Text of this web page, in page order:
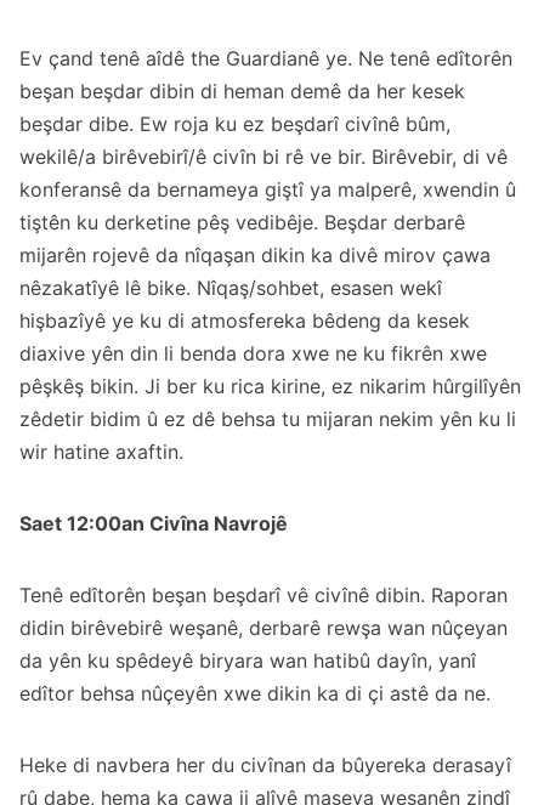
Ev çand tenê aîdê the Guardianê ye. Ne tenê edîtorên
beşan beşdar dibin di heman demê da her kesek
beşdar dibe. Ew roja ku ez beşdarî civînê bûm,
wekilê/a birêvebirî/ê civîn bi rê ve bir. Birêvebir, di vê
konferansê da bernameya giştî ya malperê, xwendin û
tiştên ku derketine pêş vedibêje. Beşdar derbarê
mijarên rojevê da nîqaşan dikin ka divê mirov çawa
nêzakatîyê lê bike. Nîqaş/sohbet, esasen wekî
hişbazîyê ye ku di atmosfereka bêdeng da kesek
diaxive yên din li benda dora xwe ne ku fikrên xwe
pêşkêş bikin. Ji ber ku rica kirine, ez nikarim hûrgilîyên
zêdetir bidim û ez dê behsa tu mijaran nekim yên ku li
wir hatine axaftin.
Saet 12:00an Civîna Navrojê
Tenê edîtorên beşan beşdarî vê civînê dibin. Raporan
didin birêvebirê weşanê, derbarê rewşa wan nûçeyan
da yên ku spêdeyê biryara wan hatibû dayîn, yanî
edîtor behsa nûçeyên xwe dikin ka di çi astê da ne.
Heke di navbera her du civînan da bûyereka derasayî
rû dabe, hema ka çawa ji alîyê maseya weşanên zindî